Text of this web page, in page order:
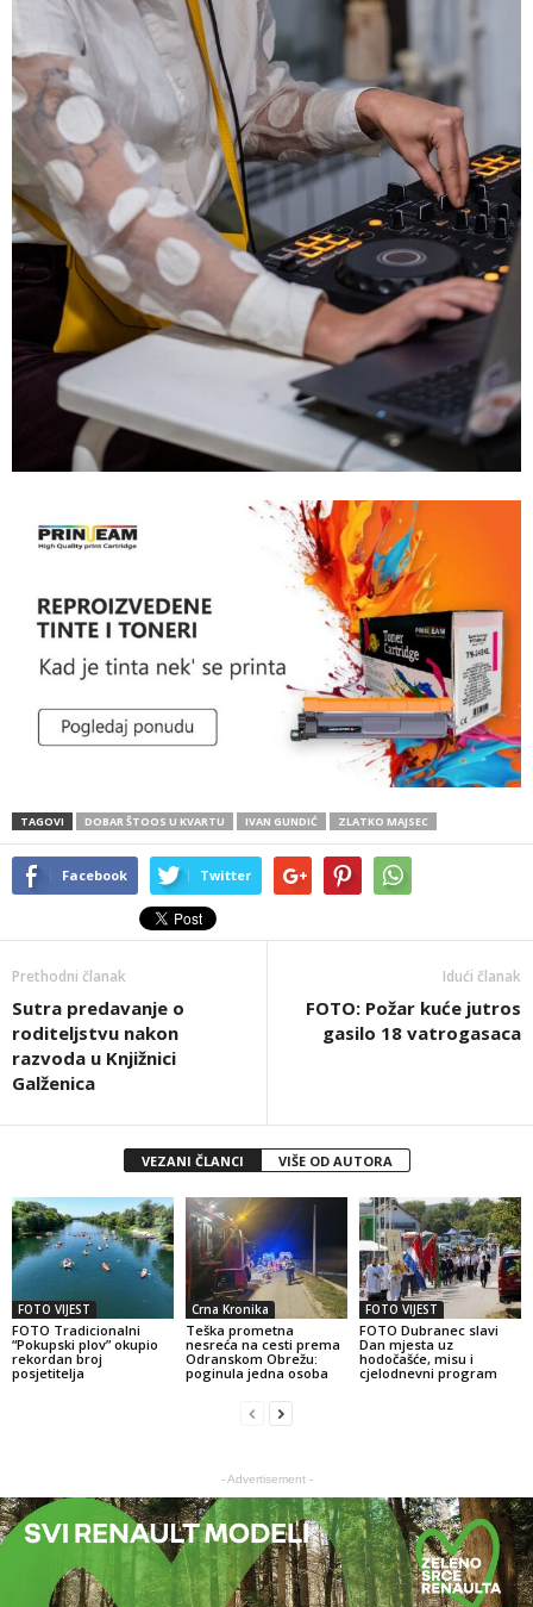
TAGOVI DOBAR ŠTOOS U KVARTU IVAN GUNDIĆ ZLATKO MAJSEC
Facebook Twitter
Prethodni članak
Sutra predavanje o
roditeljstvu nakon
razvoda u Knjižnici
Galženica
Idući članak
FOTO: Požar kuće jutros
gasilo 18 vatrogasaca
VEZANI ČLANCI VIŠE OD AUTORA
FOTO VIJEST
FOTO Tradicionalni
“Pokupski plov” okupio
rekordan broj
posjetitelja
Crna Kronika
Teška prometna
nesreća na cesti prema
Odranskom Obrežu:
poginula jedna osoba
FOTO VIJEST
FOTO Dubranec slavi
Dan mjesta uz
hodočašće, misu i
cjelodnevni program
- Advertisement -